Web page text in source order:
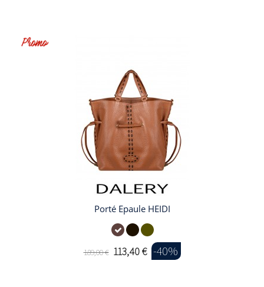
Porté Epaule HEIDI
189,00 € 113,40 € -40%